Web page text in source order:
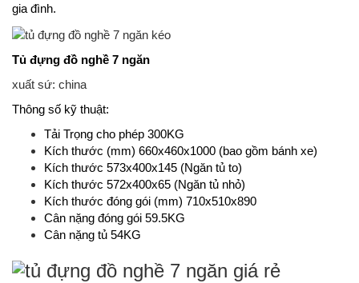
gia đình.
Tủ đựng đồ nghề 7 ngăn
xuất sứ: china
Thông số kỹ thuật:
Tải Trọng cho phép 300KG
Kích thước (mm) 660x460x1000 (bao gồm bánh xe)
Kích thước 573x400x145 (Ngăn tủ to)
Kích thước 572x400x65 (Ngăn tủ nhỏ)
Kích thước đóng gói (mm) 710x510x890
Cân nặng đóng gói 59.5KG
Cân nặng tủ 54KG